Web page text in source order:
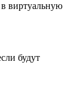
виртуальную
будут